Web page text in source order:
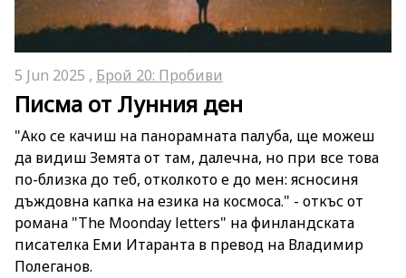
5 Jun 2025 , Брой 20: Пробиви
Писма от Лунния ден
"Ако се качиш на панорамната палуба, ще можеш
да видиш Земята от там, далечна, но при все това
по-близка до теб, отколкото е до мен: ясносиня
дъждовна капка на езика на космоса." - откъс от
романа "The Moonday letters" на финландската
писателка Еми Итаранта в превод на Владимир
Полеганов.